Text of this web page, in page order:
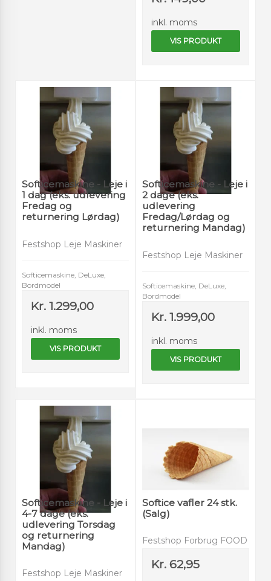
inkl. moms
VIS PRODUKT
Softicemaskine - Leje i
1 dag (eks. udlevering
Fredag og
returnering Lørdag)
Festshop Leje Maskiner
Softicemaskine, DeLuxe,
Bordmodel
Kr. 1.299,00
inkl. moms
VIS PRODUKT
Softicemaskine - Leje i
2 dage (eks.
udlevering
Fredag/Lørdag og
returnering Mandag)
Festshop Leje Maskiner
Softicemaskine, DeLuxe,
Bordmodel
Kr. 1.999,00
inkl. moms
VIS PRODUKT
Softicemaskine - Leje i
4-7 dage (eks.
udlevering Torsdag
og returnering
Mandag)
Festshop Leje Maskiner
Softice vafler 24 stk.
(Salg)
Festshop Forbrug FOOD
Kr. 62,95